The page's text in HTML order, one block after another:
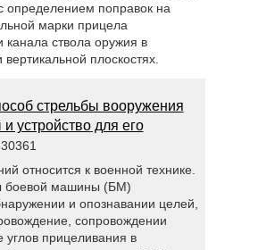
определением поправок на
марки прицела
канала ствола оружия в
вертикальной плоскостях.
стрельбы вооружения
устройство для его
относится к военной технике.
боевой машины (БМ)
и опознавании целей,
сопровождении
углов прицеливания в